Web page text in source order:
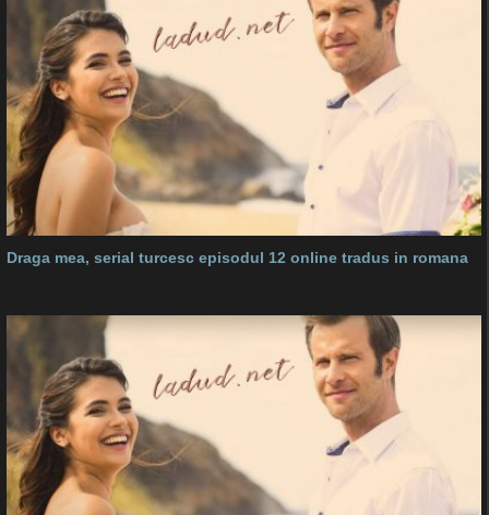
Draga mea, serial turcesc episodul 12 online tradus in romana